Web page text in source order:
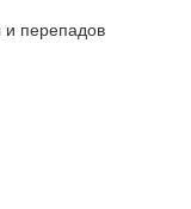
и перепадов